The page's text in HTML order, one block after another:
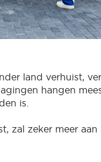
land verhuist,
hangen
is.
zal zeker meer